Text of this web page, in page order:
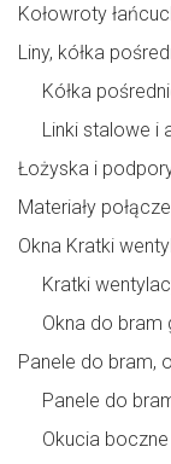
Kołowroty
Liny, kółka
Kółka
Linki stalowe i
Łożyska i
Materiały
Okna Kratki
Kratki
Okna do bram
Panele do bram,
Panele do
Okucia boczne